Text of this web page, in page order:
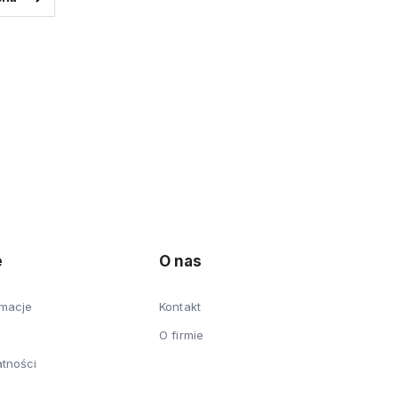
O nas
Kontakt
O firmie